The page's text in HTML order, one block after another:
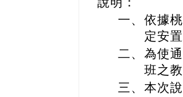
一、 依據
定安
二、 為使
班之
三、 本次